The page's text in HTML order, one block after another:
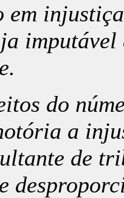
em
do
a
de